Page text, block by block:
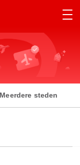
Meerdere steden